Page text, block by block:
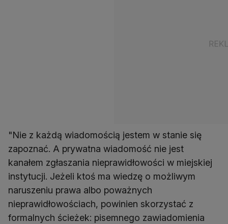
"Nie z każdą wiadomością jestem w stanie się
zapoznać. A prywatna wiadomość nie jest
kanałem zgłaszania nieprawidłowości w miejskiej
instytucji. Jeżeli ktoś ma wiedzę o możliwym
naruszeniu prawa albo poważnych
nieprawidłowościach, powinien skorzystać z
formalnych ścieżek: pisemnego zawiadomienia